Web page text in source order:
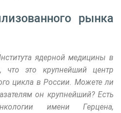
рынка
ядерной медицины в
что это крупнейший центр
цикла в России. Можете ли
он крупнейший? Есть
имени Герцена,